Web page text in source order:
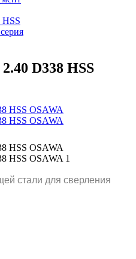
D338 HSS
стали для сверления